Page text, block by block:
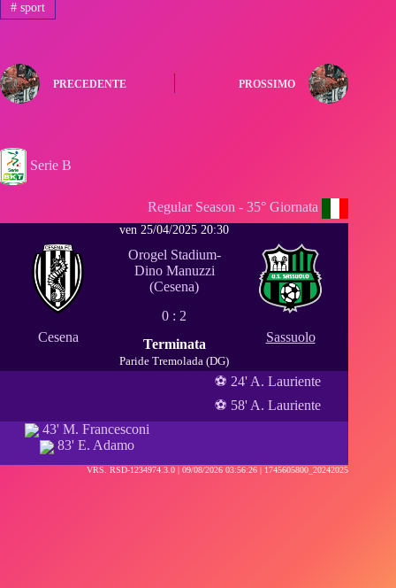
#sport
PRECEDENTE PROSSIMO
Serie B
Regular Season - 35° Giornata
Cesena
ven 25/04/2025 20:30
Orogel Stadium-
Dino Manuzzi
(Cesena)
0 : 2
Terminata
Paride Tremolada (DG)
Sassuolo
⚽ 24' A. Lauriente
⚽ 58' A. Lauriente
43' M. Francesconi
83' E. Adamo
VRS. RSD-1234974.3.0 |09/08/2026 03:56:26 | 1745605800_20242025